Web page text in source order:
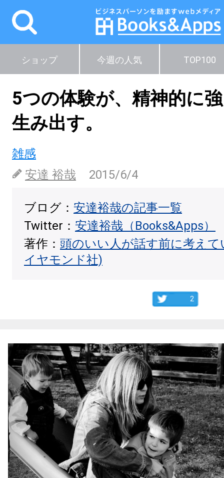
ショップ 今週の人気 TOP100
5つの体験が、精神的に
生み出す。
雑感
安達 裕哉
2015/6/4
ブログ： 安達裕哉の記事一覧
Twitter： 安達裕哉（Books&Apps）
著作： 頭のいい人が話す前に考え
イヤモンド社)
2